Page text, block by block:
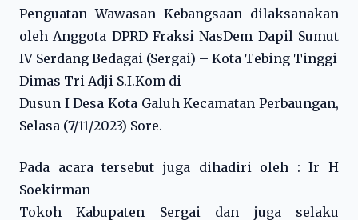
Penguatan Wawasan Kebangsaan dilaksanakan
oleh Anggota DPRD Fraksi NasDem Dapil Sumut
IV Serdang Bedagai (Sergai) – Kota Tebing Tinggi
Dimas Tri Adji S.I.Kom di
Dusun I Desa Kota Galuh Kecamatan Perbaungan,
Selasa (7/11/2023) Sore.
Pada acara tersebut juga dihadiri oleh : Ir H
Soekirman
Tokoh Kabupaten Sergai dan juga selaku